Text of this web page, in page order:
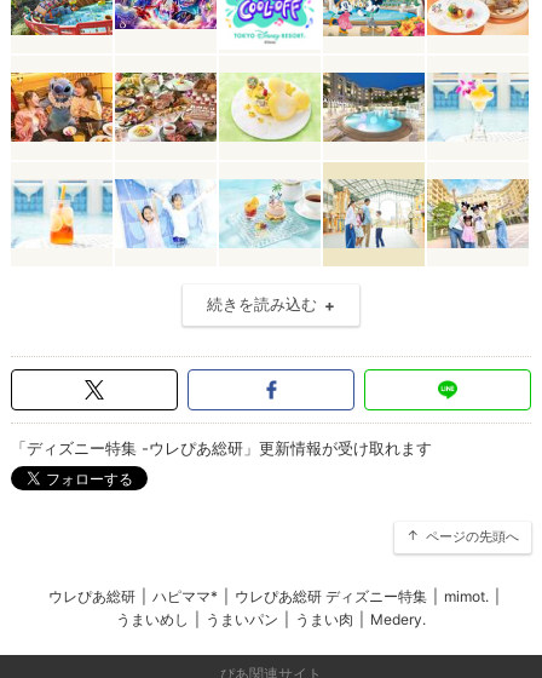
続きを読み込む
「ディズニー特集 -ウレぴあ総研」更新情報が受け取れます
ページの先頭へ
ウレぴあ総研 ハピママ* ウレぴあ総研 ディズニー特集 mimot.
うまいめし
うまいパン うまい肉 Medery.
ぴあ関連サイト